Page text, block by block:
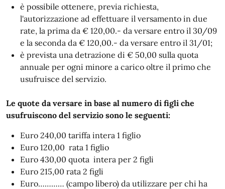
è possibile ottenere, previa richiesta,
l'autorizzazione ad effettuare il versamento in due
rate, la prima da € 120,00.- da versare entro il 30/09
e la seconda da € 120,00.- da versare entro il 31/01;
è prevista una detrazione di € 50,00 sulla quota
annuale per ogni minore a carico oltre il primo che
usufruisce del servizio.
Le quote da versare in base al numero di figli che
usufruiscono del servizio sono le seguenti:
Euro 240,00 tariffa intera 1 figlio
Euro 120,00 rata 1 figlio
Euro 430,00 quota intera per 2 figli
Euro 215,00 rata 2 figli
Euro………… (campo libero) da utilizzare per chi ha